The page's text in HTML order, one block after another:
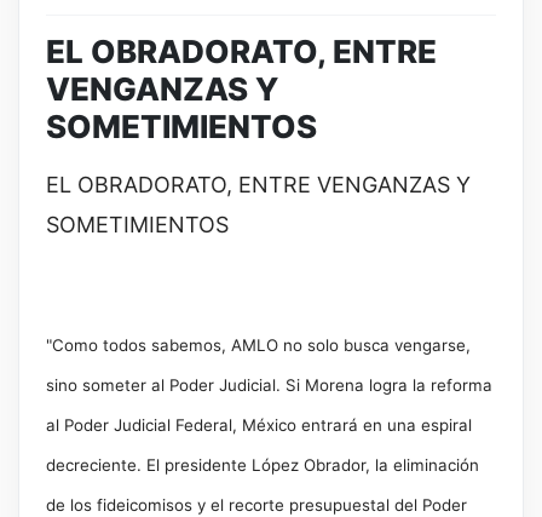
EL OBRADORATO, ENTRE
VENGANZAS Y
SOMETIMIENTOS
EL OBRADORATO, ENTRE VENGANZAS Y
SOMETIMIENTOS
"Como todos sabemos, AMLO no solo busca vengarse,
sino someter al Poder Judicial. Si Morena logra la reforma
al Poder Judicial Federal, México entrará en una espiral
decreciente. El presidente López Obrador, la eliminación
de los fideicomisos y el recorte presupuestal del Poder